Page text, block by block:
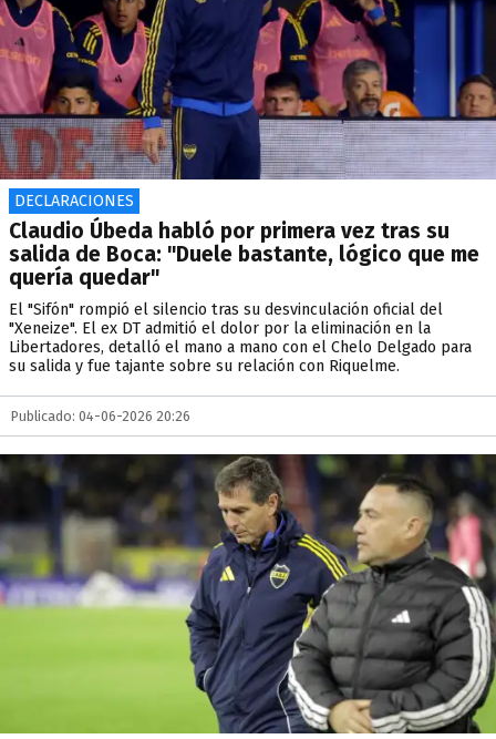
DECLARACIONES
Claudio Úbeda habló por primera vez tras su
salida de Boca: "Duele bastante, lógico que me
quería quedar"
El "Sifón" rompió el silencio tras su desvinculación oficial del
"Xeneize". El ex DT admitió el dolor por la eliminación en la
Libertadores, detalló el mano a mano con el Chelo Delgado para
su salida y fue tajante sobre su relación con Riquelme.
Publicado: 04-06-2026 20:26